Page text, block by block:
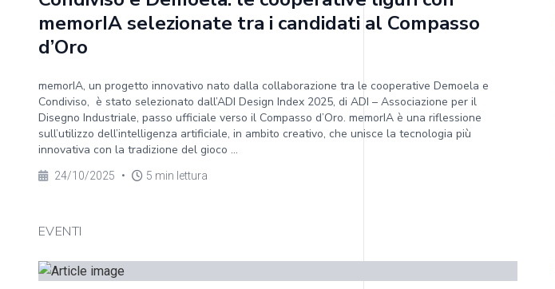
memorIA selezionate tra i candidati al Compasso
d’Oro
memorIA, un progetto innovativo nato dalla collaborazione tra le cooperative Demoela e
Condiviso, è stato selezionato dall’ADI Design Index 2025, di ADI – Associazione per il
Disegno Industriale, passo ufficiale verso il Compasso d’Oro. memorIA è una riflessione
sull’utilizzo dell’intelligenza artificiale, in ambito creativo, che unisce la tecnologia più
innovativa con la tradizione del gioco ...
24/10/2025 • 5 min lettura
EVENTI